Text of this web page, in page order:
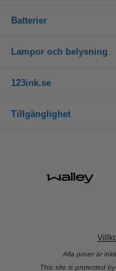
Batterier
Lampor och belysning
123ink.se
Tillgänglighet
Alla priser är
This site is protected